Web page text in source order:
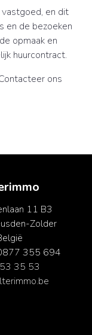
en dit
en de bezoeken
opmaak en
huurcontract.
ons
11 B3
Zolder
355 694
35 53